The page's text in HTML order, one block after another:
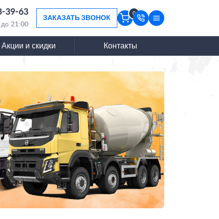
39-63
21:00
ЗАКАЗАТЬ ЗВОНОК
0
Акции и скидки Контакты